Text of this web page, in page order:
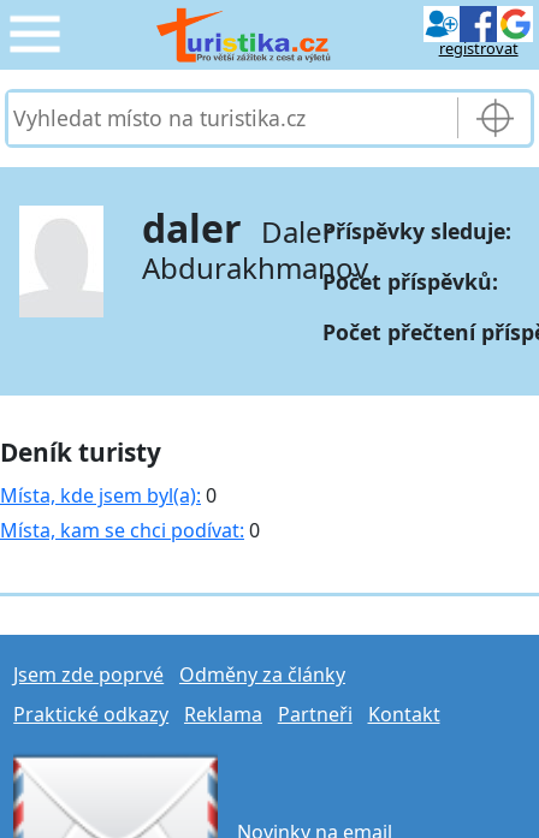
registrovat
CESTOVÁNÍ
SLUŽBY & DOPRAVA ›
PRO TURISTY ›
MOJE TURISTIKA
daler Daler
Abdurakhmanov
Příspěvky sleduje:
Počet příspěvků:
Počet přečtení
Deník turisty
Místa, kde jsem byl(a): 0
Místa, kam se chci podívat: 0
Jsem zde poprvé
Odměny za články
Praktické odkazy
Reklama Partneři Kontakt
Novinky na email